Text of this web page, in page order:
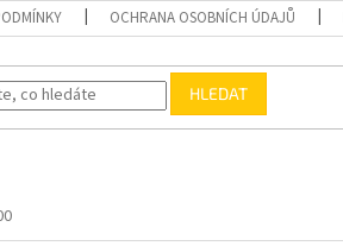
OCHRANA OSOBNÍCH ÚDAJŮ
HLEDAT